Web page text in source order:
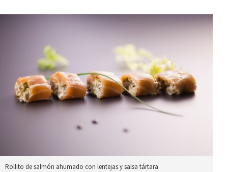
Rollito de salmón ahumado con lentejas y salsa tártara